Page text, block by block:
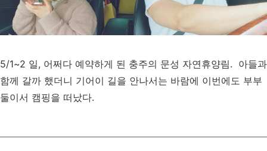
5/1~2 일, 어쩌다 예약하게 된 충주의 문성 자연휴양림. 아들과
함께 갈까 했더니 기어이 길을 안나서는 바람에 이번에도 부부
둘이서 캠핑을 떠났다.